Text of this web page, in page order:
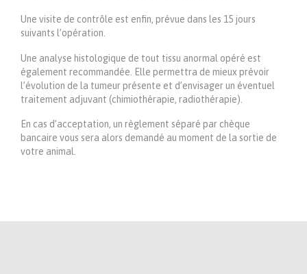
Une visite de contrôle est enfin, prévue dans les 15 jours
suivants l’opération.
Une analyse histologique de tout tissu anormal opéré est
également recommandée. Elle permettra de mieux prévoir
l’évolution de la tumeur présente et d’envisager un éventuel
traitement adjuvant (chimiothérapie, radiothérapie).
En cas d’acceptation, un règlement séparé par chèque
bancaire vous sera alors demandé au moment de la sortie de
votre animal.